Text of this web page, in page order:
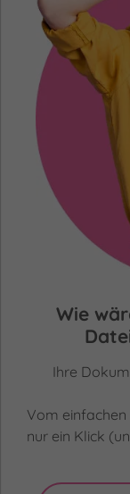
Wie
Ihre
Vom
nur ein Klick